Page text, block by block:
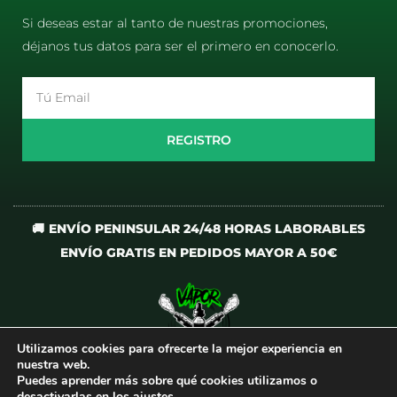
Si deseas estar al tanto de nuestras promociones,
déjanos tus datos para ser el primero en conocerlo.
REGISTRO
🚚 ENVÍO PENINSULAR 24/48 HORAS LABORABLES
ENVÍO GRATIS EN PEDIDOS MAYOR A 50€
n
i
Utilizamos cookies para ofrecerte la mejor experiencia en
nuestra web.
Puedes aprender más sobre qué cookies utilizamos o